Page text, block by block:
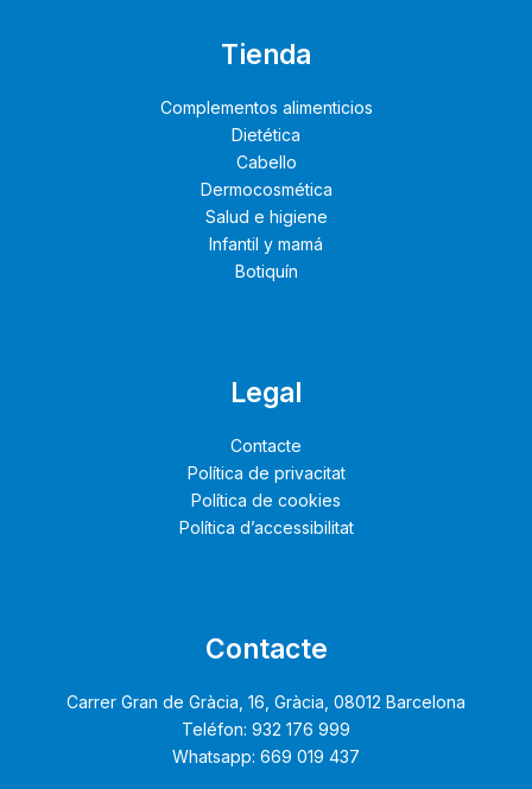
Tienda
Complementos alimenticios
Dietética
Cabello
Dermocosmética
Salud e higiene
Infantil y mamá
Botiquín
Legal
Contacte
Política de privacitat
Política de cookies
Política d’accessibilitat
Contacte
Carrer Gran de Gràcia, 16, Gràcia, 08012 Barcelona
Teléfon: 932 176 999
Whatsapp: 669 019 437